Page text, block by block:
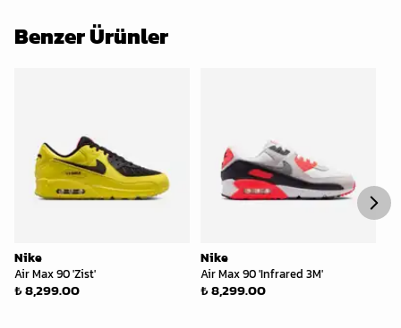
Benzer Ürünler
Nike
Air Max 90 'Zist'
₺ 8,299.00
Nike
Air Max 90 'Infrared 3M'
₺ 8,299.00